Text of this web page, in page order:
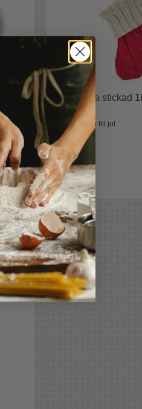
Julstrumpa stickad
Fyll strumpan till jul
69 kr